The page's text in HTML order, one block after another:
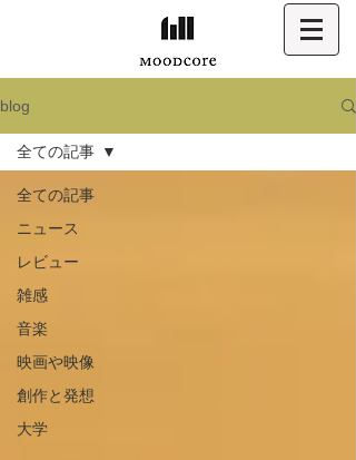
blog
全ての記事
ニュース
レビュー
雑感
音楽
映画や映像
創作と発想
大学
全ての記事